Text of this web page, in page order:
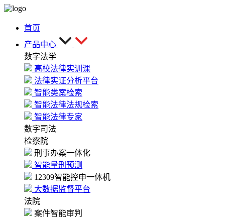
首页
产品中心
数字法学
高校法律实训课
法律实证分析平台
智能类案检索
智能法律法规检索
智能法律专家
数字司法
检察院
刑事办案一体化
智能量刑预测
12309智能控申一体机
大数据监督平台
法院
案件智能审判